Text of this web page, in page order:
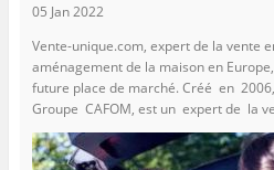
05 Jan 2022
Vente-unique.com, expert de la vente
aménagement de la maison en
future place de marché. Créé en
Groupe CAFOM, est un expert de la